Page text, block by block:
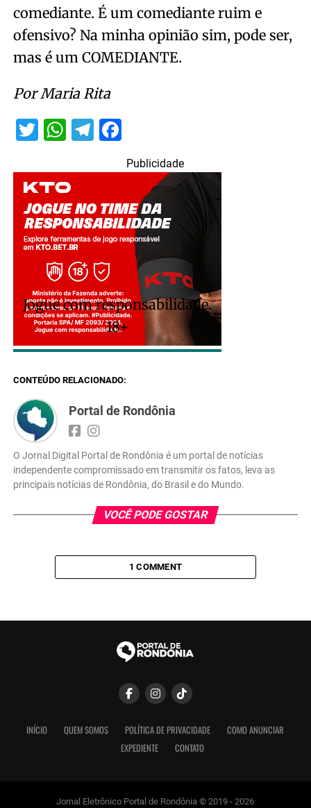
comediante. É um comediante ruim e
ofensivo? Na minha opinião sim, pode ser,
mas é um COMEDIANTE.
Por Maria Rita
Twitter
WhatsApp
Telegram
Facebook
Publicidade
Jogue com responsabilidade.
18+
CONTEÚDO RELACIONADO:
Portal de Rondônia
O Jornal Digital Portal de Rondônia é um portal de notícias
independente compromissado em transmitir os fatos, leva as
principais notícias de Rondônia, do Brasil e do Mundo.
VOCÊ PODE GOSTAR
1 COMMENT
INÍCIO QUEM SOMOS POLÍTICA DE PRIVACIDADE
COMO ANUNCIAR
EXPEDIENTE
CONTATO
Jornal Eletrônico Portal de Rondônia © 2019 - 2026